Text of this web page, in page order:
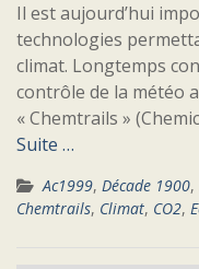
Il est aujourd’hui
technologies
climat. Longtemps
contrôle de la météo
« Chemtrails »
Suite …
Ac1999, Décade 1900,
Chemtrails, Climat, CO2,